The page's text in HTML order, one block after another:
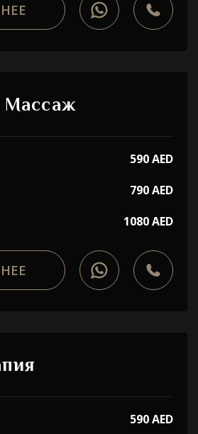
590 AED
790 AED
1080 AED
590 AED